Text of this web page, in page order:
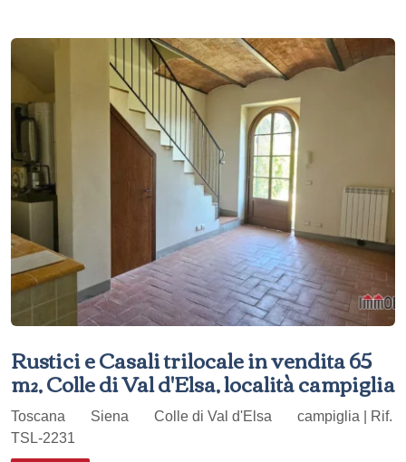
Rustici e Casali trilocale in vendita 65
m², Colle di Val d'Elsa, località campiglia
Toscana Siena Colle di Val d'Elsa
campiglia | Rif.
TSL-2231